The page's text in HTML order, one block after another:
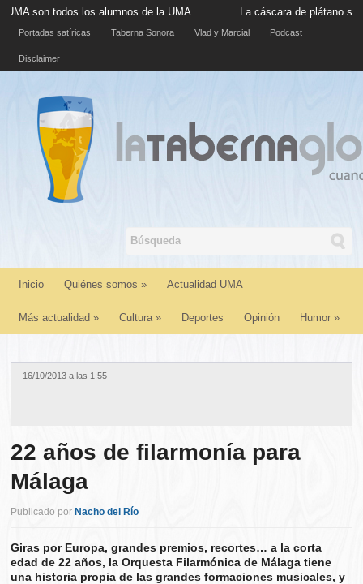
los alumnos de la UMA La cáscara de plátano situada en la
Portadas satíricas Taberna Sonora Vlad y Marcial Podcast
Disclaimer
Inicio Quiénes somos » Actualidad UMA
Más actualidad » Cultura» Deportes Opinión Humor »
16/10/2013 a las 1:55
22 años de filarmonía para
Málaga
Publicado por Nacho del Río
Giras por Europa, grandes premios, recortes… a la corta
edad de 22 años, la Orquesta Filarmónica de Málaga tiene
una historia propia de las grandes formaciones musicales, y